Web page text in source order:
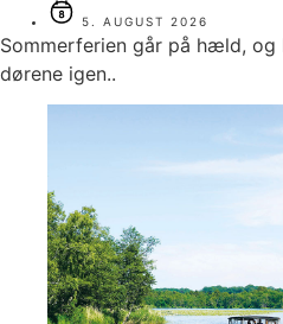
5. AUGUST 2026
Sommerferien går på hæld, og
dørene igen..